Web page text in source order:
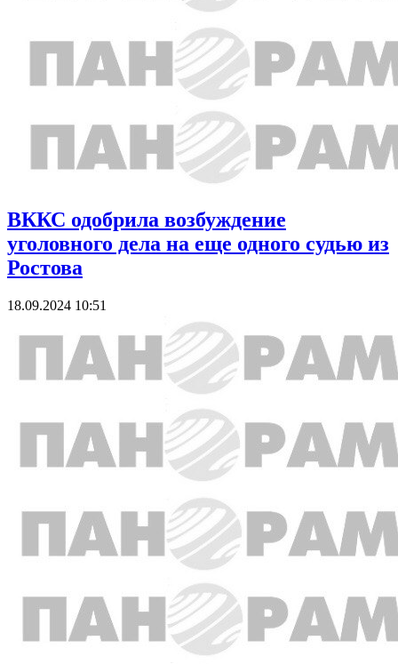
ВККС одобрила возбуждение
уголовного дела на еще одного судью из
Ростова
18.09.2024 10:51